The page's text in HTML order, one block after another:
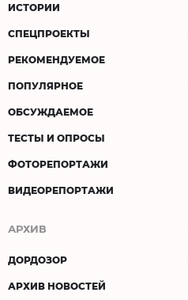
ИСТОРИИ
СПЕЦПРОЕКТЫ
РЕКОМЕНДУЕМОЕ
ПОПУЛЯРНОЕ
ОБСУЖДАЕМОЕ
ТЕСТЫ И ОПРОСЫ
ФОТОРЕПОРТАЖИ
ВИДЕОРЕПОРТАЖИ
АРХИВ
ДОРДОЗОР
АРХИВ НОВОСТЕЙ